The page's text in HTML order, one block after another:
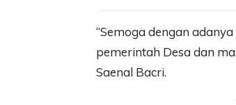
“Semoga dengan
pemerintah Desa dan
Saenal Bacri.